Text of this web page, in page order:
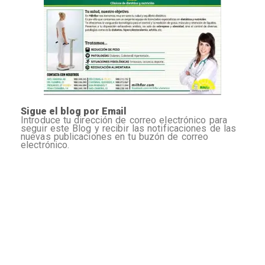
Sigue el blog por Email
Introduce tu dirección de correo electrónico para
seguir este Blog y recibir las notificaciones de las
nuevas publicaciones en tu buzón de correo
electrónico.